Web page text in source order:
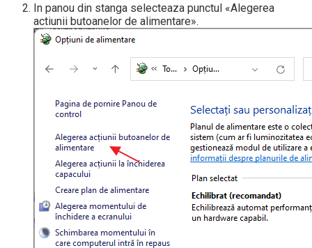
In panou din stanga selecteaza punctul «Alegerea
actiunii butoanelor de alimentare».